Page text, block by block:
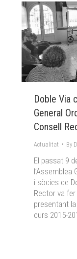
Doble Via
General
Consell
Actualitat By
El passat 9
l’Assemblea
i sòcies de
Rector va
presentant
curs 2015-